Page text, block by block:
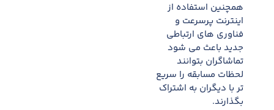
همچنین استفاده از
اینترنت پرسرعت و
فناوری های ارتباطی
جدید باعث می شود
تماشاگران بتوانند
لحظات مسابقه را سریع
تر با دیگران به اشتراک
بگذارند.